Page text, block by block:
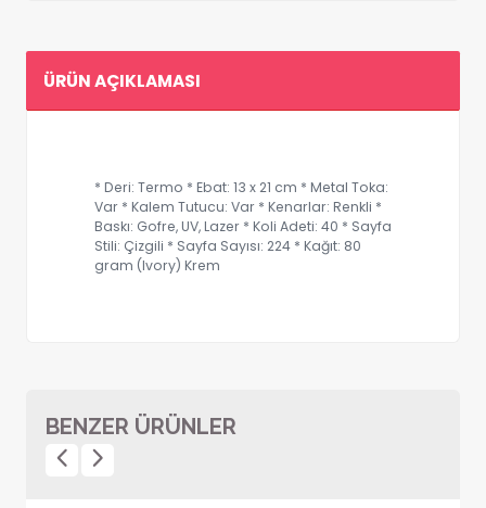
ÜRÜN AÇIKLAMASI
* Deri: Termo * Ebat: 13 x 21 cm * Metal Toka:
Var * Kalem Tutucu: Var * Kenarlar: Renkli *
Baskı: Gofre, UV, Lazer * Koli Adeti: 40 * Sayfa
Stili: Çizgili * Sayfa Sayısı: 224 * Kağıt: 80
gram (Ivory) Krem
BENZER ÜRÜNLER